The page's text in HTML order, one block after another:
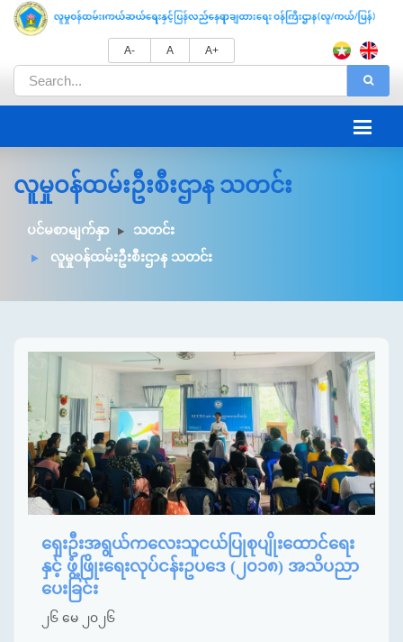
A- A A+
လူမှုဝန်ထမ်းဦးစီးဌာန သတင်း
ပင်မစာမျက်နှာ
သတင်း
လူမှုဝန်ထမ်းဦးစီးဌာန သတင်း
ရှေးဦးအရွယ်ကလေးသူငယ်ပြုစုပျိုးထောင်ရေး
နှင့် ဖွံ့ဖြိုးရေးလုပ်ငန်းဥပဒေ (၂၀၁၈) အသိပညာ
ပေးခြင်း
၂၆ မေ ၂၀၂၆